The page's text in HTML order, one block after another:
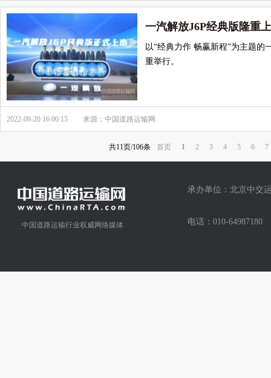
一汽解放J6P经典版隆重
以“经典力作 畅赢新程”为主题的
重举行。
2022-09-20 16:00:15 来源：中国道路运输网
共11页/106条 首页 1 2 3 4 5 6 7
中国道路运输行业权威网络媒体
承办单位：北京中交
电话：010-